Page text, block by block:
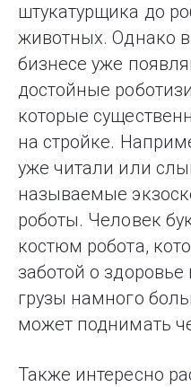
штукатурщика до
животных. Однако
бизнесе уже
достойные
которые
на стройке.
уже читали или
называемые
роботы. Человек
костюм робота,
заботой о
грузы намного
может поднимать
Также интересно